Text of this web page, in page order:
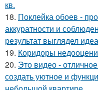
кв.
18. Поклейка обоев -
аккуратности и
результат выглядел
19. Коридоры
20. Это видео -
создать уютное и